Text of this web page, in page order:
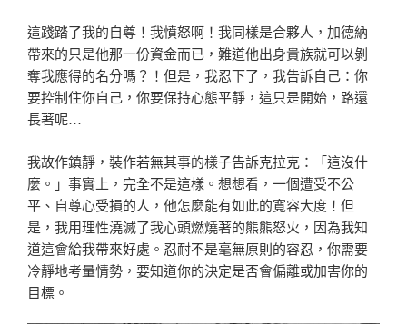
這踐踏了我的自尊！我憤怒啊！我同樣是合夥人，加德納
帶來的只是他那一份資金而已，難道他出身貴族就可以剝
奪我應得的名分嗎？！但是，我忍下了，我告訴自己：你
要控制住你自己，你要保持心態平靜，這只是開始，路還
長著呢…
我故作鎮靜，裝作若無其事的樣子告訴克拉克：「這沒什
麼。」事實上，完全不是這樣。想想看，一個遭受不公
平、自尊心受損的人，他怎麼能有如此的寬容大度！但
是，我用理性澆滅了我心頭燃燒著的熊熊怒火，因為我知
道這會給我帶來好處。忍耐不是毫無原則的容忍，你需要
冷靜地考量情勢，要知道你的決定是否會偏離或加害你的
目標。